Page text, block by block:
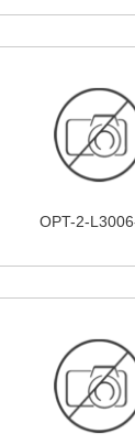
OPT-2-